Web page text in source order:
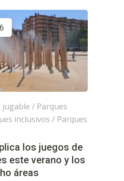
jugable / Parques
inclusivos / Parques
los juegos de
este verano y los
áreas